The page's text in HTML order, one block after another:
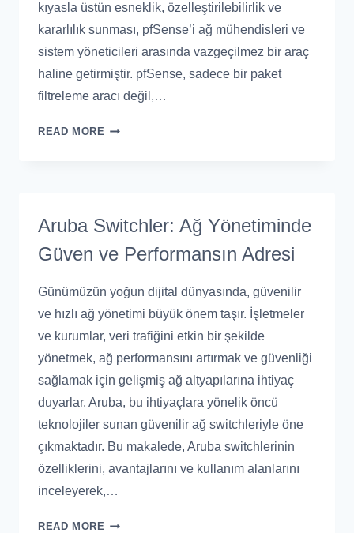
kıyasla üstün esneklik, özelleştirilebilirlik ve
kararlılık sunması, pfSense’i ağ mühendisleri ve
sistem yöneticileri arasında vazgeçilmez bir araç
haline getirmiştir. pfSense, sadece bir paket
filtreleme aracı değil,…
READ MORE
Aruba Switchler: Ağ Yönetiminde
Güven ve Performansın Adresi
Günümüzün yoğun dijital dünyasında, güvenilir
ve hızlı ağ yönetimi büyük önem taşır. İşletmeler
ve kurumlar, veri trafiğini etkin bir şekilde
yönetmek, ağ performansını artırmak ve güvenliği
sağlamak için gelişmiş ağ altyapılarına ihtiyaç
duyarlar. Aruba, bu ihtiyaçlara yönelik öncü
teknolojiler sunan güvenilir ağ switchleriyle öne
çıkmaktadır. Bu makalede, Aruba switchlerinin
özelliklerini, avantajlarını ve kullanım alanlarını
inceleyerek,…
READ MORE